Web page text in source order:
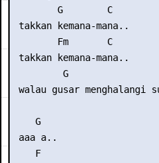
        G        C
takkan kemana-mana..
        Fm       C
takkan kemana-mana..
G
walau gusar menghalangi
    G
aaa a..
    F